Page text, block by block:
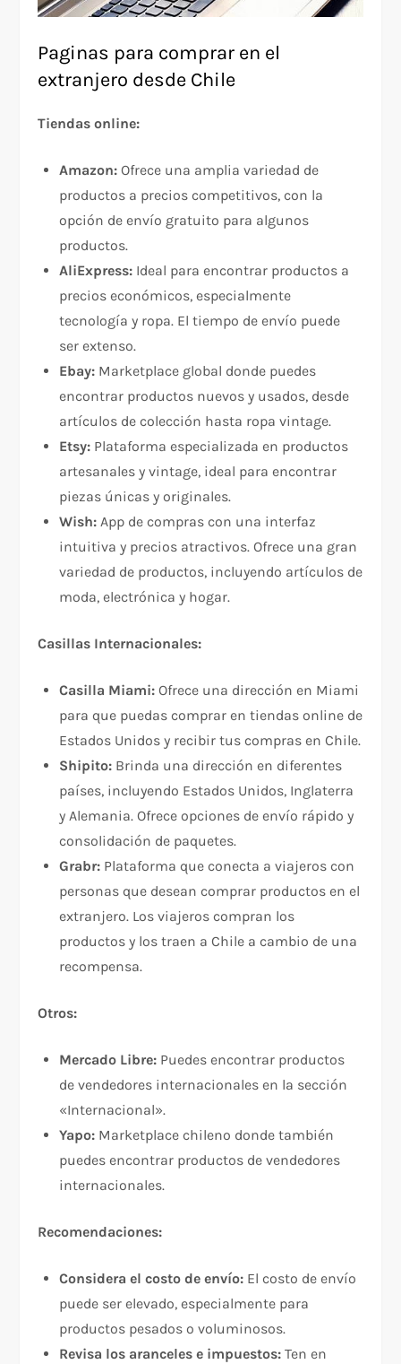
Paginas para comprar en el
extranjero desde Chile
Tiendas online:
Amazon: Ofrece una amplia variedad de
productos a precios competitivos, con la
opción de envío gratuito para algunos
productos.
AliExpress: Ideal para encontrar productos a
precios económicos, especialmente
tecnología y ropa. El tiempo de envío puede
ser extenso.
Ebay: Marketplace global donde puedes
encontrar productos nuevos y usados, desde
artículos de colección hasta ropa vintage.
Etsy: Plataforma especializada en productos
artesanales y vintage, ideal para encontrar
piezas únicas y originales.
Wish: App de compras con una interfaz
intuitiva y precios atractivos. Ofrece una gran
variedad de productos, incluyendo artículos de
moda, electrónica y hogar.
Casillas Internacionales:
Casilla Miami: Ofrece una dirección en Miami
para que puedas comprar en tiendas online de
Estados Unidos y recibir tus compras en Chile.
Shipito: Brinda una dirección en diferentes
países, incluyendo Estados Unidos, Inglaterra
y Alemania. Ofrece opciones de envío rápido y
consolidación de paquetes.
Grabr: Plataforma que conecta a viajeros con
personas que desean comprar productos en el
extranjero. Los viajeros compran los
productos y los traen a Chile a cambio de una
recompensa.
Otros:
Mercado Libre: Puedes encontrar productos
de vendedores internacionales en la sección
«Internacional».
Yapo: Marketplace chileno donde también
puedes encontrar productos de vendedores
internacionales.
Recomendaciones:
Considera el costo de envío: El costo de envío
puede ser elevado, especialmente para
productos pesados o voluminosos.
Revisa los aranceles e impuestos: Ten en